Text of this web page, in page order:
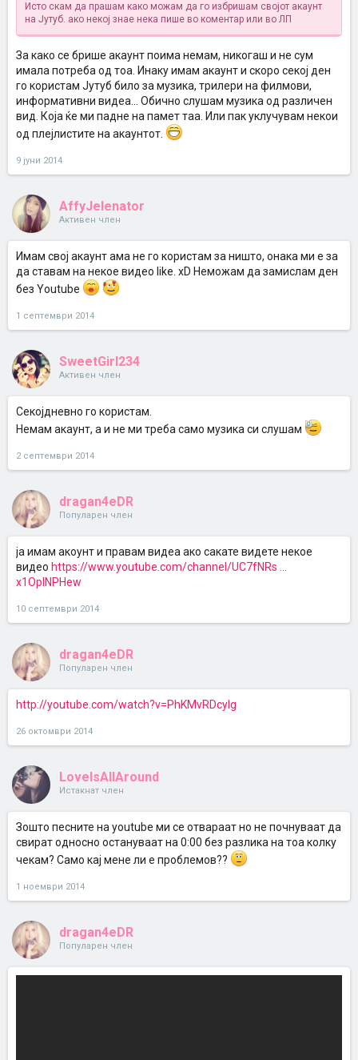
Исто скам да прашам како можам да го избришам својот акаунт
на Јутуб. ако некој знае нека пише во коментар или во ЛП
За како се брише акаунт поима немам, никогаш и не сум
имала потреба од тоа. Инаку имам акаунт и скоро секој ден
го користам Јутуб било за музика, трилери на филмови,
информативни видеа... Обично слушам музика од различен
вид. Која ќе ми падне на памет таа. Или пак уклучувам некои
од плејлистите на акаунтот.
9 јуни 2014
AffyJelenator
Активен член
Имам свој акаунт ама не го користам за ништо, онака ми е за
да ставам на некое видео like. xD Неможам да замислам ден
без Youtube
1 септември 2014
SweetGirl234
Активен член
Секојдневно го користам.
Немам акаунт, а и не ми треба само музика си слушам
2 септември 2014
dragan4eDR
Популарен член
ја имам акоунт и правам видеа ако сакате видете некое
видео https://www.youtube.com/channel/UC7fNRs ...
x1OpINPHew
10 септември 2014
dragan4eDR
Популарен член
http://youtube.com/watch?v=PhKMvRDcyIg
26 октомври 2014
LoveIsAllAround
Истакнат член
Зошто песните на youtube ми се отвараат но не почнуваат да
свират односно остануваат на 0:00 без разлика на тоа колку
чекам? Само кај мене ли е проблемов??
1 ноември 2014
dragan4eDR
Популарен член